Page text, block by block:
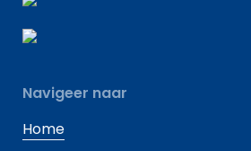
Navigeer naar
Home